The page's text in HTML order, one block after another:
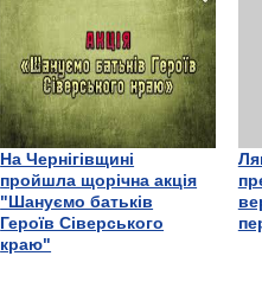
На Чернігівщині
пройшла щорічна акція
"Шануємо батьків
Героїв Сіверського
краю"